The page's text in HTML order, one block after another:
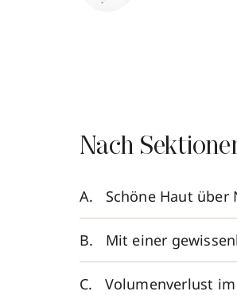
Nach
Schöne Haut über
Mit einer
Volumenverlust